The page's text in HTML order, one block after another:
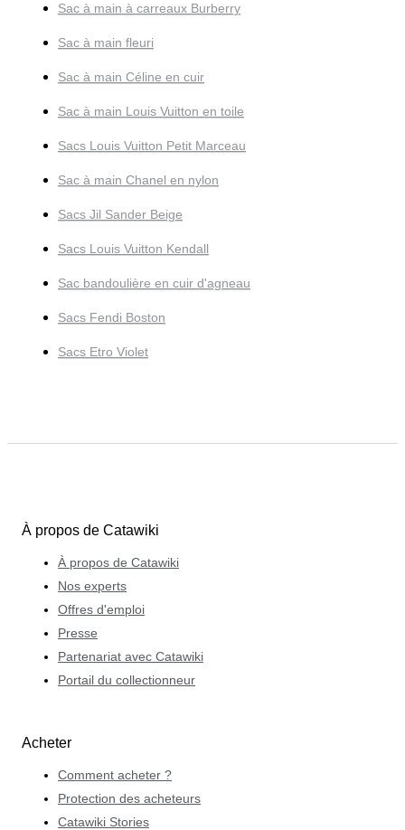
Sac à main à carreaux Burberry
Sac à main fleuri
Sac à main Céline en cuir
Sac à main Louis Vuitton en toile
Sacs Louis Vuitton Petit Marceau
Sac à main Chanel en nylon
Sacs Jil Sander Beige
Sacs Louis Vuitton Kendall
Sac bandoulière en cuir d'agneau
Sacs Fendi Boston
Sacs Etro Violet
À propos de Catawiki
À propos de Catawiki
Nos experts
Offres d'emploi
Presse
Partenariat avec Catawiki
Portail du collectionneur
Acheter
Comment acheter ?
Protection des acheteurs
Catawiki Stories